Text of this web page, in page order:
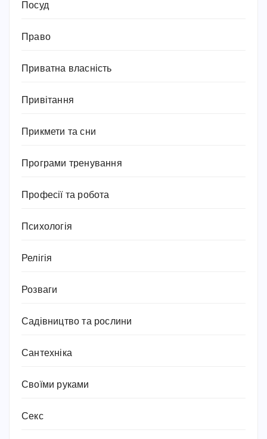
Посуд
Право
Приватна власність
Привітання
Прикмети та сни
Програми тренування
Професії та робота
Психологія
Релігія
Розваги
Садівництво та рослини
Сантехніка
Своїми руками
Секс